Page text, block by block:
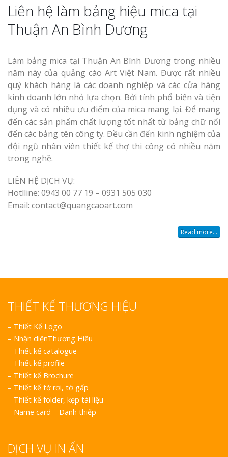
Liên hệ làm bảng hiệu mica tại
Thuận An Bình Dương
Làm bảng mica tại Thuận An Bình Dương trong nhiều
năm này của quảng cáo Art Việt Nam. Được rất nhiều
quý khách hàng là các doanh nghiệp và các cửa hàng
kinh doanh lớn nhỏ lựa chọn. Bởi tính phổ biến và tiện
dụng và có nhiều ưu điểm của mica mang lại. Để mang
đến các sản phẩm chất lượng tốt nhất từ bảng chữ nổi
đến các bảng tên công ty. Đều cần đến kinh nghiệm của
đội ngũ nhân viên thiết kế thợ thi công có nhiều năm
trong nghề.
LIÊN HỆ DỊCH VỤ:
Hotlline: 0943 00 77 19 – 0931 505 030
Email: contact@quangcaoart.com
Read more...
THIẾT KẾ THƯƠNG HIỆU
– Thiết Kế Logo
– Nhận diệnThương Hiệu
– Thiết kế catalogue
– Thiết kế profile
– Thiết kế Brochure
– Thiết kế tờ rơi, tờ gấp
– Thiết kế folder, kẹp tài liệu
– Name card – Danh thiếp
DỊCH VỤ IN ẤN